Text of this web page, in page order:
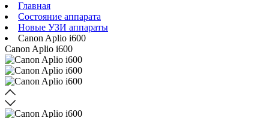
Главная
Состояние аппарата
Новые УЗИ аппараты
Canon Aplio i600
Canon Aplio i600